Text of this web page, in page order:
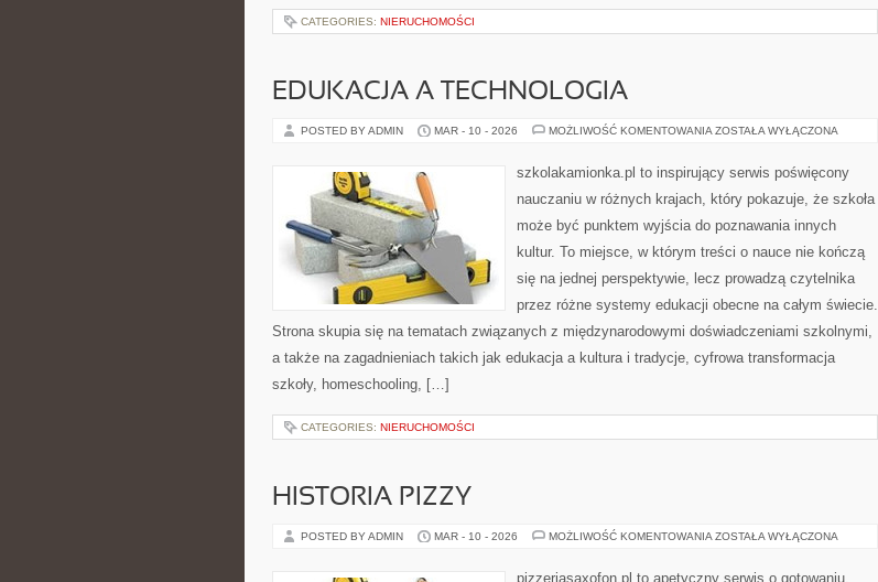
CATEGORIES: NIERUCHOMOŚCI
EDUKACJA A TECHNOLOGIA
POSTED BY ADMIN MAR - 10 - 2026 MOŻLIWOŚĆ KOMENTOWANIA EDUKACJA
ZOSTAŁA WYŁĄCZONA
szkolakamionka.pl to inspirujący serwis poświęcony
nauczaniu w różnych krajach, który pokazuje, że szkoła
może być punktem wyjścia do poznawania innych
kultur. To miejsce, w którym treści o nauce nie kończą
się na jednej perspektywie, lecz prowadzą czytelnika
przez różne systemy edukacji obecne na całym świecie.
Strona skupia się na tematach związanych z międzynarodowymi doświadczeniami szkolnymi,
a także na zagadnieniach takich jak edukacja a kultura i tradycje, cyfrowa transformacja
szkoły, homeschooling, […]
CATEGORIES: NIERUCHOMOŚCI
HISTORIA PIZZY
POSTED BY ADMIN MAR - 10 - 2026 MOŻLIWOŚĆ KOMENTOWANIA HISTORIA
ZOSTAŁA WYŁĄCZONA
pizzeriasaxofon.pl to apetyczny serwis o gotowaniu,